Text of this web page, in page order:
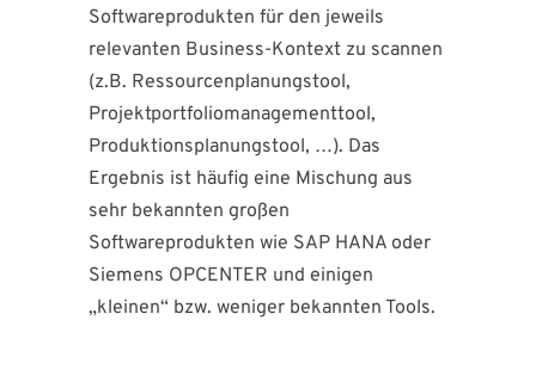
Softwareprodukten für den jeweils
relevanten Business-Kontext zu scannen
(z.B. Ressourcenplanungstool,
Projektportfoliomanagementtool,
Produktionsplanungstool, …). Das
Ergebnis ist häufig eine Mischung aus
sehr bekannten großen
Softwareprodukten wie SAP HANA oder
Siemens OPCENTER und einigen
„kleinen“ bzw. weniger bekannten Tools.